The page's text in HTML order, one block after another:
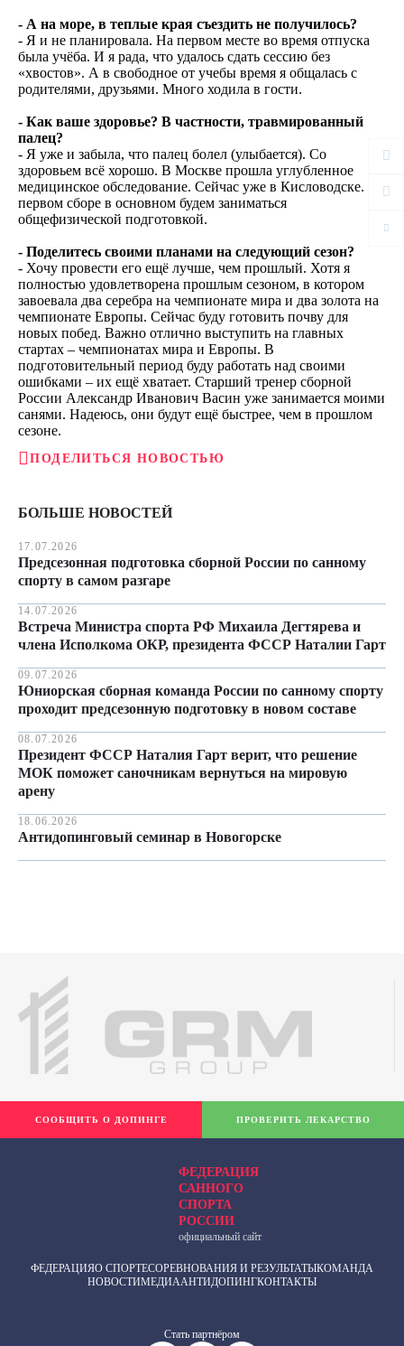
- А на море, в теплые края съездить не получилось?
- Я и не планировала. На первом месте во время отпуска
была учёба. И я рада, что удалось сдать сессию без
«хвостов». А в свободное от учебы время я общалась с
родителями, друзьями. Много ходила в гости.
- Как ваше здоровье? В частности, травмированный
палец?
- Я уже и забыла, что палец болел (улыбается). Со
здоровьем всё хорошо. В Москве прошла углубленное
медицинское обследование. Сейчас уже в Кисловодске. На
первом сборе в основном будем заниматься
общефизической подготовкой.
- Поделитесь своими планами на следующий сезон?
- Хочу провести его ещё лучше, чем прошлый. Хотя я
полностью удовлетворена прошлым сезоном, в котором
завоевала два серебра на чемпионате мира и два золота на
чемпионате Европы. Сейчас буду готовить почву для
новых побед. Важно отлично выступить на главных
стартах – чемпионатах мира и Европы. В
подготовительный период буду работать над своими
ошибками – их ещё хватает. Старший тренер сборной
России Александр Иванович Васин уже занимается моими
санями. Надеюсь, они будут ещё быстрее, чем в прошлом
сезоне.
ПОДЕЛИТЬСЯ НОВОСТЬЮ
БОЛЬШЕ НОВОСТЕЙ
17.07.2026
Предсезонная подготовка сборной России по санному
спорту в самом разгаре
14.07.2026
Встреча Министра спорта РФ Михаила Дегтярева и
члена Исполкома ОКР, президента ФССР Наталии Гарт
09.07.2026
Юниорская сборная команда России по санному спорту
проходит предсезонную подготовку в новом составе
08.07.2026
Президент ФССР Наталия Гарт верит, что решение
МОК поможет саночникам вернуться на мировую
арену
18.06.2026
Антидопинговый семинар в Новогорске
ФЕДЕРАЦИЯ
САННОГО
СПОРТА
РОССИИ
официальный сайт
ФЕДЕРАЦИЯО СПОРТЕСОРЕВНОВАНИЯ И РЕЗУЛЬТАТЫКОМАНДА
НОВОСТИМЕДИААНТИДОПИНГКОНТАКТЫ
Cтать партнёром
СООБЩИТЬ О ДОПИНГЕ ПРОВЕРИТЬ ЛЕКАРСТВО